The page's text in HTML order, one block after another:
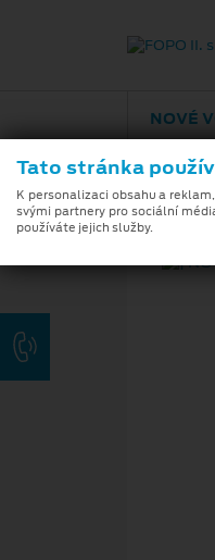
NOVÉ
Tato stránka
K personalizaci obsahu a
svými partnery pro sociální
používáte jejich služby.